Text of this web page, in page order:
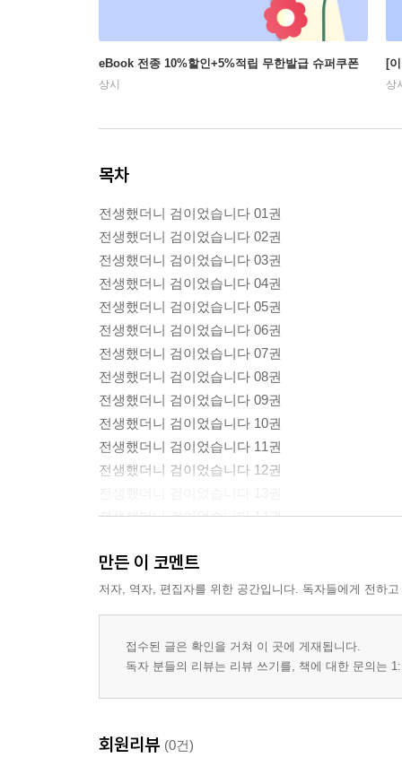
eBook 전종 10%할인+5%적립 무한발급 슈퍼쿠폰
상시
[
상
목차
전생했더니 검이었습니다 01권
전생했더니 검이었습니다 02권
전생했더니 검이었습니다 03권
전생했더니 검이었습니다 04권
전생했더니 검이었습니다 05권
전생했더니 검이었습니다 06권
전생했더니 검이었습니다 07권
전생했더니 검이었습니다 08권
전생했더니 검이었습니다 09권
전생했더니 검이었습니다 10권
전생했더니 검이었습니다 11권
전생했더니 검이었습니다 12권
전생했더니 검이었습니다 14권
전생했더니 검이었습니다 16권
전생했더니 검이었습니다 17권
만든 이 코멘트
저자, 역자, 편집자를 위한 공간입니다. 독자들에게 전하
접수된 글은 확인을 거쳐 이 곳에 게재됩니다.
독자 분들의 리뷰는 리뷰 쓰기를, 책에 대한 문의는
회원리뷰 (0건)